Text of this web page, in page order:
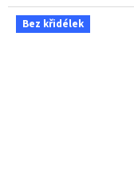
Bez křidélek